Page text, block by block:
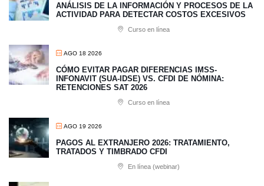
ANÁLISIS DE LA INFORMACIÓN Y PROCESOS DE LA
ACTIVIDAD PARA DETECTAR COSTOS EXCESIVOS
Curso en línea
AGO 18 2026
CÓMO EVITAR PAGAR DIFERENCIAS IMSS-
INFONAVIT (SUA-IDSE) VS. CFDI DE NÓMINA:
RETENCIONES SAT 2026
Curso en línea
AGO 19 2026
PAGOS AL EXTRANJERO 2026: TRATAMIENTO,
TRATADOS Y TIMBRADO CFDI
En línea (webinar)